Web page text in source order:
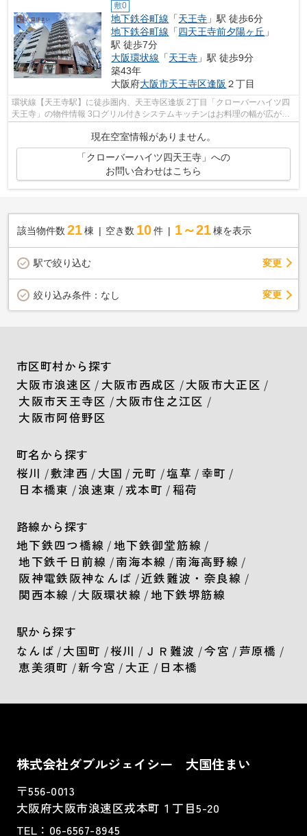
敷0
地下鉄谷町線 「天王寺 」駅 徒歩6分
地下鉄谷町線 「四天王寺前夕陽ヶ丘 」
駅 徒歩7分
大阪環状線 「天王寺 」駅 徒歩9分
築43年
大阪府大阪市天王寺区逢阪 ２丁目
環状線【天王寺駅】に徒歩圏内、天王寺区逢坂 2丁目「クローバーハイツ四
天王寺」の物件情報 3口グリル付きシステムキッチンはお料理の幅が広がり
現在空室情報がありません。
「クローバーハイツ四天王寺」への
お問い合わせはこちら
該当物件数 21棟 空き数 10 件 1～21 棟を表示
駅で絞り込む 変更
絞り込み条件： なし 変更
市区町村から探す
大阪市浪速区 / 大阪市西成区 /大阪市大正区 /
大阪市天王寺区 /大阪市住之江区 /
大阪市阿倍野区
町名から探す
桜川 /敷津西 / 大国 / 元町 /塩草 / 幸町 /
日本橋東 /浪速東 / 戎本町 /稲荷
路線から探す
地下鉄四つ橋線 /地下鉄御堂筋線 /
地下鉄千日前線 /南海本線 /南海高野線 /
阪神電鉄阪神なんば /近鉄難波・奈良線 /
関西本線 /大阪環状線 /地下鉄堺筋線
駅から探す
なんば /大国町 /桜川 / ＪＲ難波 /今宮 / 芦原橋 /
恵美須町 /新今宮 / 大正 / 日本橋
株式会社ダブルジェイシー 大国住まい
〒556-0013
大阪府大阪市浪速区戎本町１丁目5-20
TEL： 06-6567-8945